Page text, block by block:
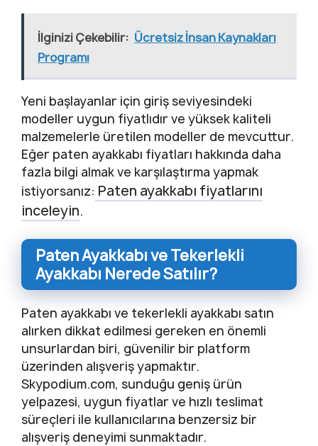
İlginizi Çekebilir: Ücretsiz İnsan Kaynakları
Programı
Yeni başlayanlar için giriş seviyesindeki
modeller uygun fiyatlıdır ve yüksek kaliteli
malzemelerle üretilen modeller de mevcuttur.
Eğer paten ayakkabı fiyatları hakkında daha
fazla bilgi almak ve karşılaştırma yapmak
istiyorsanız: Paten ayakkabı fiyatlarını
inceleyin.
Paten Ayakkabı ve Tekerlekli
Ayakkabı Nerede Satılır?
Paten ayakkabı ve tekerlekli ayakkabı satın
alırken dikkat edilmesi gereken en önemli
unsurlardan biri, güvenilir bir platform
üzerinden alışveriş yapmaktır.
Skypodium.com, sunduğu geniş ürün
yelpazesi, uygun fiyatlar ve hızlı teslimat
süreçleri ile kullanıcılarına benzersiz bir
alışveriş deneyimi sunmaktadır.